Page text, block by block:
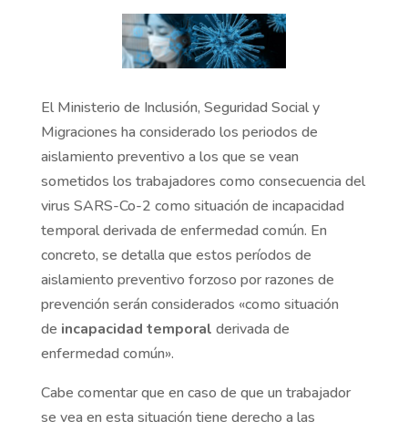
El Ministerio de Inclusión, Seguridad Social y
Migraciones ha considerado los periodos de
aislamiento preventivo a los que se vean
sometidos los trabajadores como consecuencia del
virus SARS-Co-2 como situación de incapacidad
temporal derivada de enfermedad común. En
concreto, se detalla que estos períodos de
aislamiento preventivo forzoso por razones de
prevención serán considerados «como situación
de incapacidad temporal derivada de
enfermedad común».
Cabe comentar que en caso de que un trabajador
se vea en esta situación tiene derecho a las